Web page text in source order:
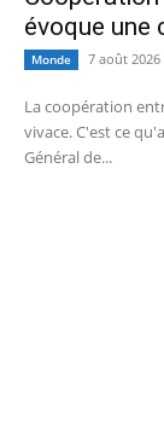
évoque une
Monde 7 août 2026
La coopération
vivace. C'est ce
Général de...